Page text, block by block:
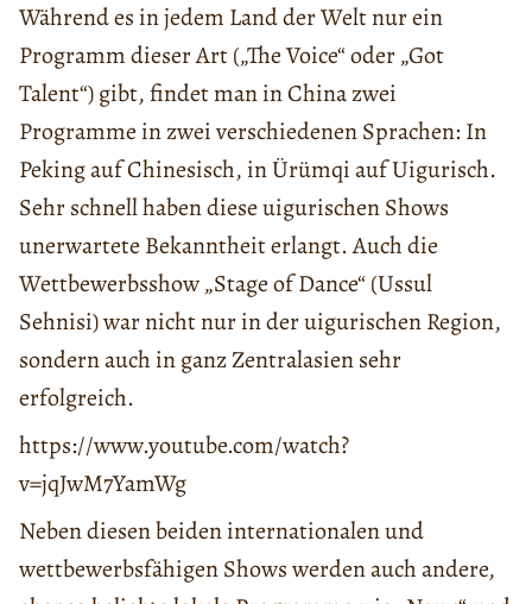
Während es in jedem Land der Welt nur ein
Programm dieser Art („The Voice“ oder „Got
Talent“) gibt, findet man in China zwei
Programme in zwei verschiedenen Sprachen: In
Peking auf Chinesisch, in Ürümqi auf Uigurisch.
Sehr schnell haben diese uigurischen Shows
unerwartete Bekanntheit erlangt. Auch die
Wettbewerbsshow „Stage of Dance“ (Ussul
Sehnisi) war nicht nur in der uigurischen Region,
sondern auch in ganz Zentralasien sehr
erfolgreich.
https://www.youtube.com/watch?
v=jqJwM7YamWg
Neben diesen beiden internationalen und
wettbewerbsfähigen Shows werden auch andere,